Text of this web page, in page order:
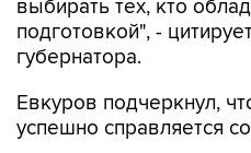
выбирать тех, кто
подготовкой", -
губернатора.
Евкуров подчеркнул,
успешно справляется